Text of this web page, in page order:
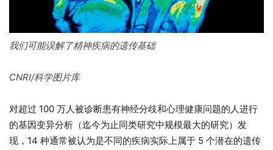
我们可能误解了精神疾病的遗传基础
CNRI/科学图片库
对超过 100 万人被诊断患有神经分歧和心理健康问题的人进行
的基因变异分析（迄今为止同类研究中规模最大的研究）发
现，14 种通常被认为是不同的疾病实际上属于 5 个潜在的遗传